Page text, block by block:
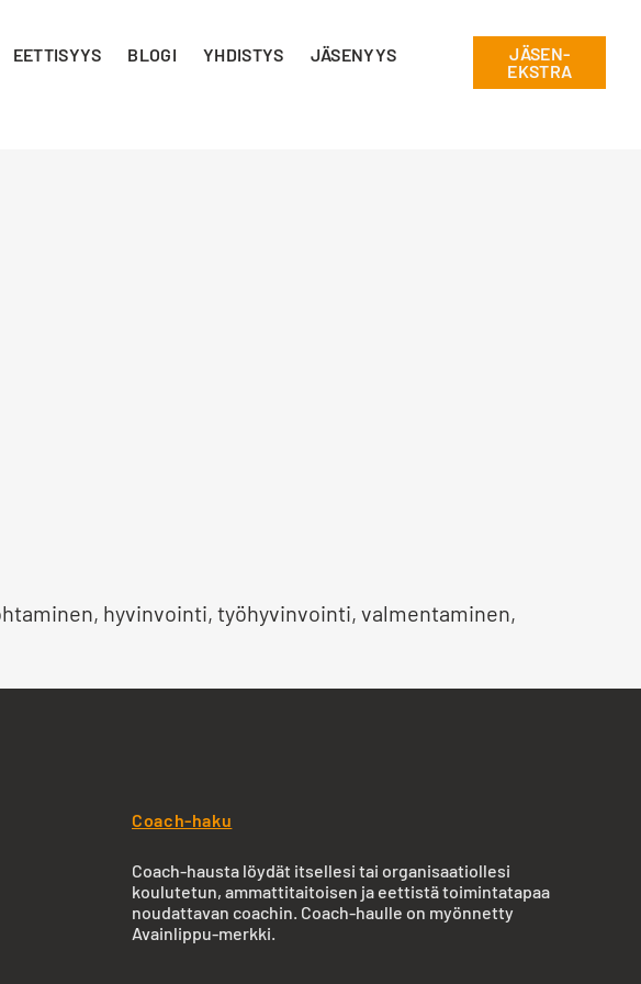
EETTISYYS BLOGI YHDISTYS
JÄSENYYS
JÄSEN-
EKSTRA
hyvinvointi, työhyvinvointi, valmentaminen,
Coach-haku
Coach-hausta löydät itsellesi tai organisaatiollesi
koulutetun, ammattitaitoisen ja eettistä toimintatapaa
noudattavan coachin. Coach-haulle on myönnetty
Avainlippu-merkki.